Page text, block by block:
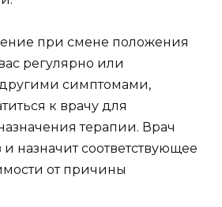
при смене положения
регулярно или
симптомами,
к врачу для
терапии. Врач
и назначит соответствующее
от причины